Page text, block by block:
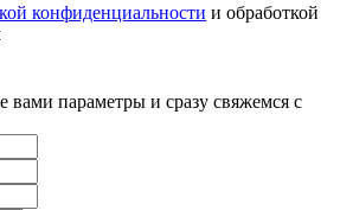
конфиденциальности и обработкой
параметры и сразу свяжемся с